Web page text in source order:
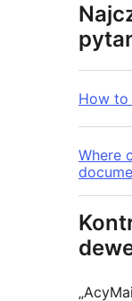
How to
Where